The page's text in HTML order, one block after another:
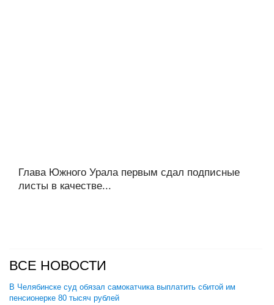
Глава Южного Урала первым сдал подписные
листы в качестве...
ВСЕ НОВОСТИ
В Челябинске суд обязал самокатчика выплатить сбитой им
пенсионерке 80 тысяч рублей